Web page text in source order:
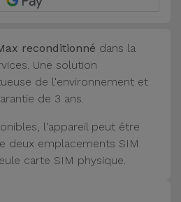
reconditionné dans la
Une solution
de l'environnement et
de 3 ans.
l'appareil peut être
deux emplacements SIM
carte SIM physique.